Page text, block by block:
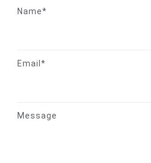
Name*
Email*
Message